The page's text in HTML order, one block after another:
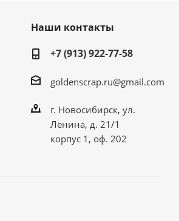
Наши контакты
+7 (913) 922-77-58
goldenscrap.ru@gmail.com
г. Новосибирск, ул.
Ленина, д. 21/1
корпус 1, оф. 202